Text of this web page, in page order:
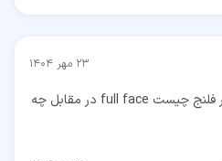
۲۳ مهر ۱۴۰۴
سلام معنی full face در فلنج چیست full face در مقابل چه